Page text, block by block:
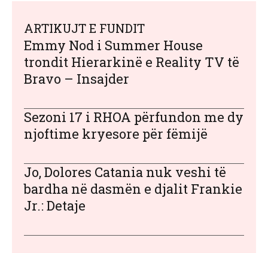
ARTIKUJT E FUNDIT
Emmy Nod i Summer House
trondit Hierarkinë e Reality TV të
Bravo – Insajder
Sezoni 17 i RHOA përfundon me dy
njoftime kryesore për fëmijë
Jo, Dolores Catania nuk veshi të
bardha në dasmën e djalit Frankie
Jr.: Detaje